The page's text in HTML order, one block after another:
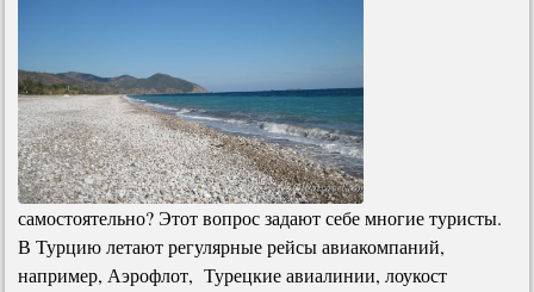
самостоятельно? Этот вопрос задают себе многие туристы.
В Турцию летают регулярные рейсы авиакомпаний,
например, Аэрофлот, Турецкие авиалинии, лоукост